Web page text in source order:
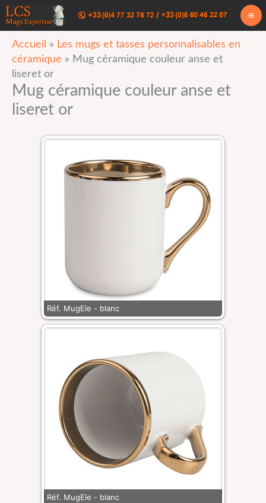
Aller
au
contenu
Accueil » Les mugs et tasses personnalisables en
céramique » Mug céramique couleur anse et
liseret or
Mug céramique couleur anse et
liseret or
Réf. MugEle - blanc
Réf. MugEle - blanc